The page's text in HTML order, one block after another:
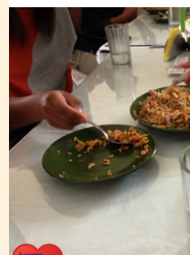
Springe
zum
Inhalt